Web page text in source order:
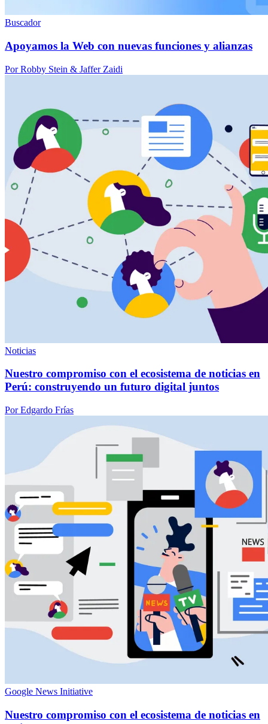
Buscador
Apoyamos la Web con nuevas funciones y alianzas
Por Robby Stein & Jaffer Zaidi
Noticias
Nuestro compromiso con el ecosistema de noticias en
Perú: construyendo un futuro digital juntos
Por Edgardo Frías
Google News Initiative
Nuestro compromiso con el ecosistema de noticias en